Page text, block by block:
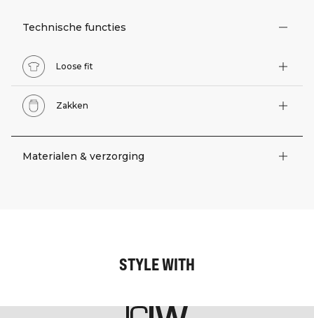
Technische functies
Loose fit
Zakken
Materialen & verzorging
STYLE WITH